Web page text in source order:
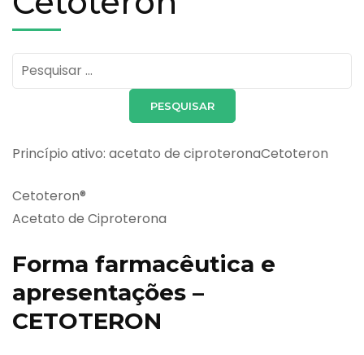
Pesquisar
por:
Princípio ativo: acetato de ciproteronaCetoteron
Cetoteron®
Acetato de Ciproterona
Forma farmacêutica e
apresentações –
CETOTERON